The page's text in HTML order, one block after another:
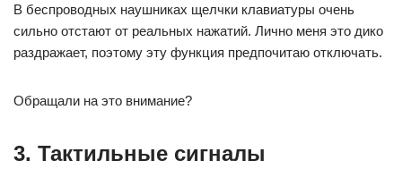
В беспроводных наушниках щелчки клавиатуры очень
сильно отстают от реальных нажатий. Лично меня это дико
раздражает, поэтому эту функция предпочитаю отключать.
Обращали на это внимание?
3. Тактильные сигналы